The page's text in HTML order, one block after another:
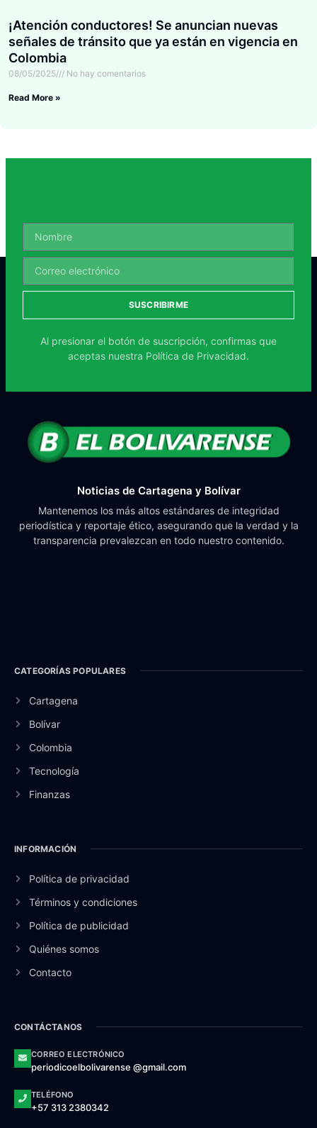
¡Atención conductores! Se anuncian nuevas
señales de tránsito que ya están en vigencia en
Colombia
08/05/2025 No hay comentarios
Read More »
SUSCRIBIRME
Al presionar el botón de suscripción, confirmas que
aceptas nuestra Política de Privacidad.
Noticias de Cartagena y Bolívar
Mantenemos los más altos estándares de integridad
periodística y reportaje ético, asegurando que la verdad y la
transparencia prevalezcan en todo nuestro contenido.
CATEGORÍAS POPULARES
Cartagena
Bolívar
Colombia
Tecnología
Finanzas
INFORMACIÓN
Política de privacidad
Términos y condiciones
Política de publicidad
Quiénes somos
Contacto
CONTÁCTANOS
CORREO ELECTRÓNICO
periodicoelbolivarense @gmail.com
TELÉFONO
+57 313 2380342